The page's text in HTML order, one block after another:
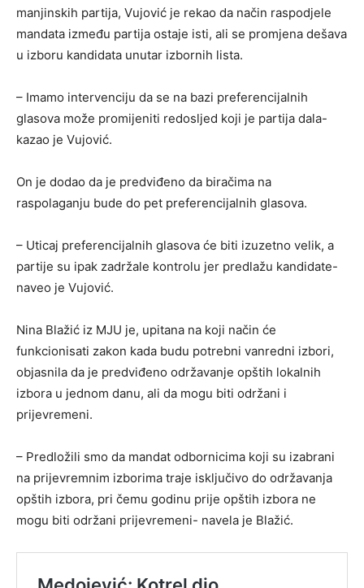
manjinskih partija, Vujović je rekao da način raspodjele
mandata između partija ostaje isti, ali se promjena dešava
u izboru kandidata unutar izbornih lista.
– Imamo intervenciju da se na bazi preferencijalnih
glasova može promijeniti redosljed koji je partija dala-
kazao je Vujović.
On je dodao da je predviđeno da biračima na
raspolaganju bude do pet preferencijalnih glasova.
– Uticaj preferencijalnih glasova će biti izuzetno velik, a
partije su ipak zadržale kontrolu jer predlažu kandidate-
naveo je Vujović.
Nina Blažić iz MJU je, upitana na koji način će
funkcionisati zakon kada budu potrebni vanredni izbori,
objasnila da je predviđeno održavanje opštih lokalnih
izbora u jednom danu, ali da mogu biti održani i
prijevremeni.
– Predložili smo da mandat odbornicima koji su izabrani
na prijevremnim izborima traje isključivo do održavanja
opštih izbora, pri čemu godinu prije opštih izbora ne
mogu biti održani prijevremeni- navela je Blažić.